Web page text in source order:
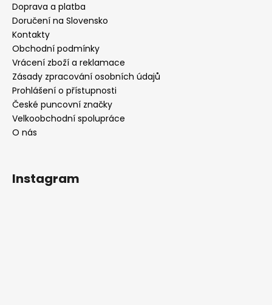
Doprava a platba
Doručení na Slovensko
Kontakty
Obchodní podmínky
Vrácení zboží a reklamace
Zásady zpracování osobních údajů
Prohlášení o přístupnosti
České puncovní značky
Velkoobchodní spolupráce
O nás
Instagram